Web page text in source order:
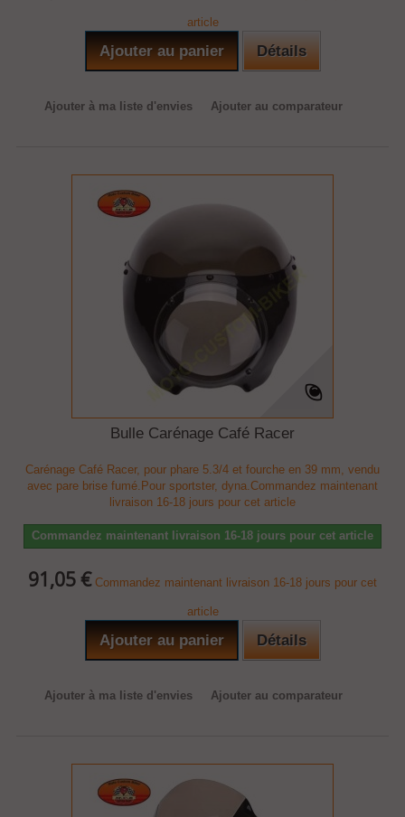
article
Ajouter au panier Détails
Ajouter à ma liste d'envies Ajouter au comparateur
Bulle Carénage Café Racer
Carénage Café Racer, pour phare 5.3/4 et fourche en 39 mm, vendu
avec pare brise fumé.Pour sportster, dyna.Commandez maintenant
livraison 16-18 jours pour cet article
Commandez maintenant livraison 16-18 jours pour cet article
91,05 € Commandez maintenant livraison 16-18 jours pour cet
article
Ajouter au panier Détails
Ajouter à ma liste d'envies Ajouter au comparateur